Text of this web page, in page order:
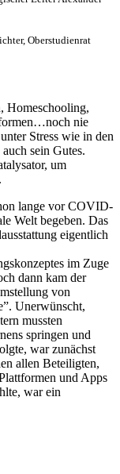
Oberstudienrat
Homeschooling,
nie
Stress wie in den
sein Gutes.
um
lange vor COVID-
Welt begeben. Das
eigentlich
im Zuge
dann kam der
von
Unerwünscht,
mussten
springen und
war zunächst
allen Beteiligten,
und Apps
war ein